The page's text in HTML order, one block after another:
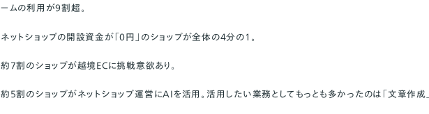
ームの利用が9割超。
ネットショップの開設資金が「0円」のショップが全体の4分の1。
約7割のショップが越境ECに挑戦意欲あり。
約5割のショップがネットショップ運営にAIを活用。活用したい業務としてもっとも多かったのは「文章作成」